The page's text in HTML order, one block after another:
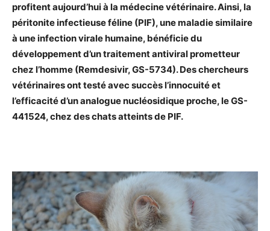
profitent aujourd’hui à la médecine vétérinaire. Ainsi, la
péritonite infectieuse féline (PIF), une maladie similaire
à une infection virale humaine, bénéficie du
développement d’un traitement antiviral prometteur
chez l’homme (Remdesivir, GS-5734). Des chercheurs
vétérinaires ont testé avec succès l’innocuité et
l’efficacité d’un analogue nucléosidique proche, le GS-
441524, chez des chats atteints de PIF.